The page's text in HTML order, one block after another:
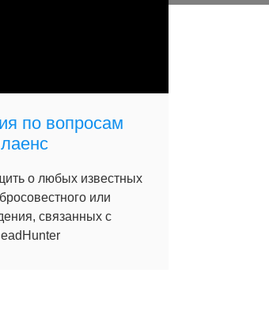
по вопросам
о любых известных
или
связанных с